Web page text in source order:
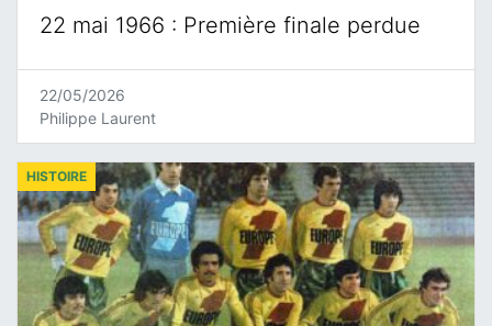
22 mai 1966 : Première finale perdue
22/05/2026
Philippe Laurent
HISTOIRE